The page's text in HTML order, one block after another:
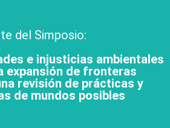
del Simposio:
e injusticias ambientales
expansión de fronteras
revisión de prácticas y
de mundos posibles